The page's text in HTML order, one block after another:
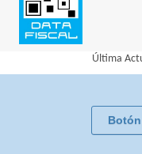
Última